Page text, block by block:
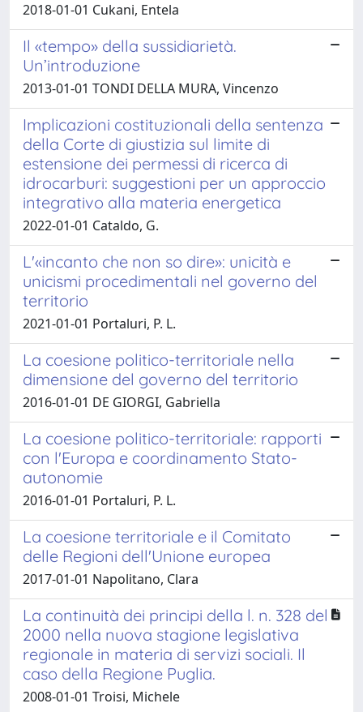
2018-01-01 Cukani, Entela
Il «tempo» della sussidiarietà.
Un’introduzione
2013-01-01 TONDI DELLA MURA, Vincenzo
Implicazioni costituzionali della sentenza
della Corte di giustizia sul limite di
estensione dei permessi di ricerca di
idrocarburi: suggestioni per un approccio
integrativo alla materia energetica
2022-01-01 Cataldo, G.
L'«incanto che non so dire»: unicità e
unicismi procedimentali nel governo del
territorio
2021-01-01 Portaluri, P. L.
La coesione politico-territoriale nella
dimensione del governo del territorio
2016-01-01 DE GIORGI, Gabriella
La coesione politico-territoriale: rapporti
con l'Europa e coordinamento Stato-
autonomie
2016-01-01 Portaluri, P. L.
La coesione territoriale e il Comitato
delle Regioni dell'Unione europea
2017-01-01 Napolitano, Clara
La continuità dei principi della l. n. 328 del
2000 nella nuova stagione legislativa
regionale in materia di servizi sociali. Il
caso della Regione Puglia.
2008-01-01 Troisi, Michele